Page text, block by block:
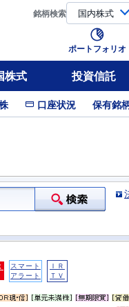
銘柄検索
ポートフォリオ
株式 投資信託
口座状況 保有銘
スマート
アラート
ＩＲ
ＴＶ